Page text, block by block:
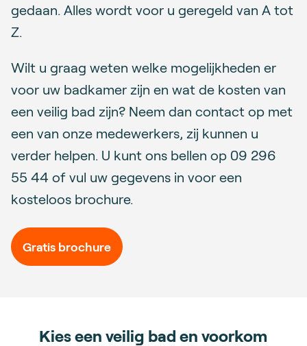
gedaan. Alles wordt voor u geregeld van A tot
Z.
Wilt u graag weten welke mogelijkheden er
voor uw badkamer zijn en wat de kosten van
een veilig bad zijn? Neem dan contact op met
een van onze medewerkers, zij kunnen u
verder helpen. U kunt ons bellen op 09 296
55 44 of vul uw gegevens in voor een
kosteloos brochure.
Gratis brochure
Kies een veilig bad en voorkom